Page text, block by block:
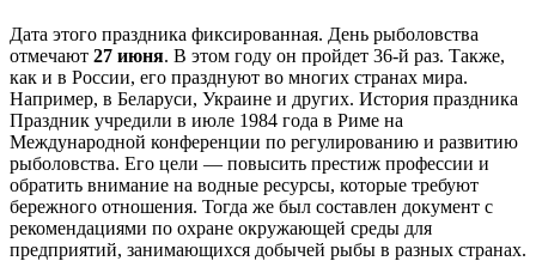
Дата этого праздника фиксированная. День рыболовства
отмечают 27 июня. В этом году он пройдет 36-й раз. Также,
как и в России, его празднуют во многих странах мира.
Например, в Беларуси, Украине и других. История праздника
Праздник учредили в июле 1984 года в Риме на
Международной конференции по регулированию и развитию
рыболовства. Его цели — повысить престиж профессии и
обратить внимание на водные ресурсы, которые требуют
бережного отношения. Тогда же был составлен документ с
рекомендациями по охране окружающей среды для
предприятий, занимающихся добычей рыбы в разных странах.